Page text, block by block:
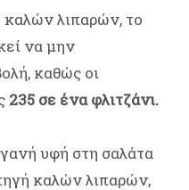
καλών λιπαρών, το
να μην
καθώς οι
235 σε ένα φλιτζάνι.
υφή στη σαλάτα
καλών λιπαρών,